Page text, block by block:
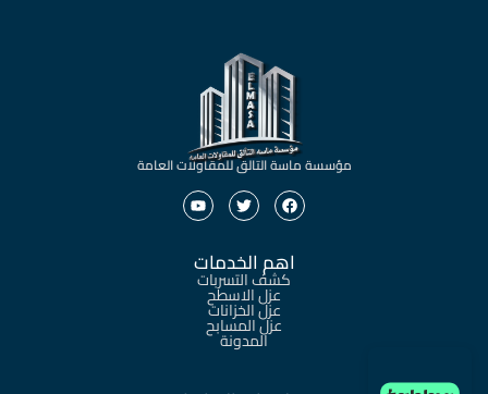
مؤسسة ماسة التالق للمقاولات العامة
اهم الخدمات
كشف التسربات
عزل الاسطح
عزل الخزانات
عزل المسابح
المدونة